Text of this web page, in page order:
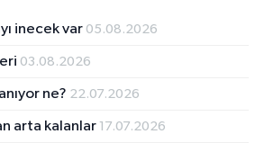
inecek var 05.08.2026
03.08.2026
ne? 22.07.2026
arta kalanlar 17.07.2026